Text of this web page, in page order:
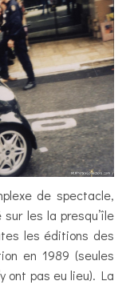
de spectacle,
les la presqu’île
les éditions des
en 1989 (seules
ont pas eu lieu). La